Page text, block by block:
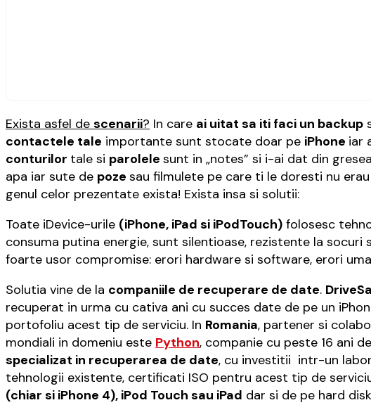
Exista asfel de scenarii? In care ai uitat sa iti faci un backup
contactele tale importante sunt stocate doar pe iPhone iar
conturilor tale si parolele sunt in „notes” si i-ai dat din
apa iar sute de poze sau filmulete pe care ti le doresti nu
genul celor prezentate exista! Exista insa si solutii:
Toate iDevice-urile (iPhone, iPad si iPodTouch) folosesc
consuma putina energie, sunt silentioase, rezistente la socuri
foarte usor compromise: erori hardware si software, erori
Solutia vine de la companiile de recuperare de date.
recuperat in urma cu cativa ani cu succes date de pe un
portofoliu acest tip de serviciu. In Romania, partener si
mondiali in domeniu este Python, companie cu peste 16 ani
specializat in recuperarea de date, cu investitii intr-un
tehnologii existente, certificati ISO pentru acest tip de
(chiar si iPhone 4), iPod Touch sau iPad dar si de pe hard